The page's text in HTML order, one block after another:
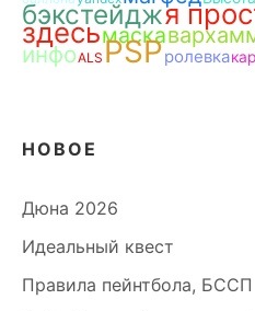
бэкстейджя
здесьмаска
инфоALSPSPролевка
НОВОЕ
Дюна 2026
Идеальный квест
Правила пейнтбола, БССП